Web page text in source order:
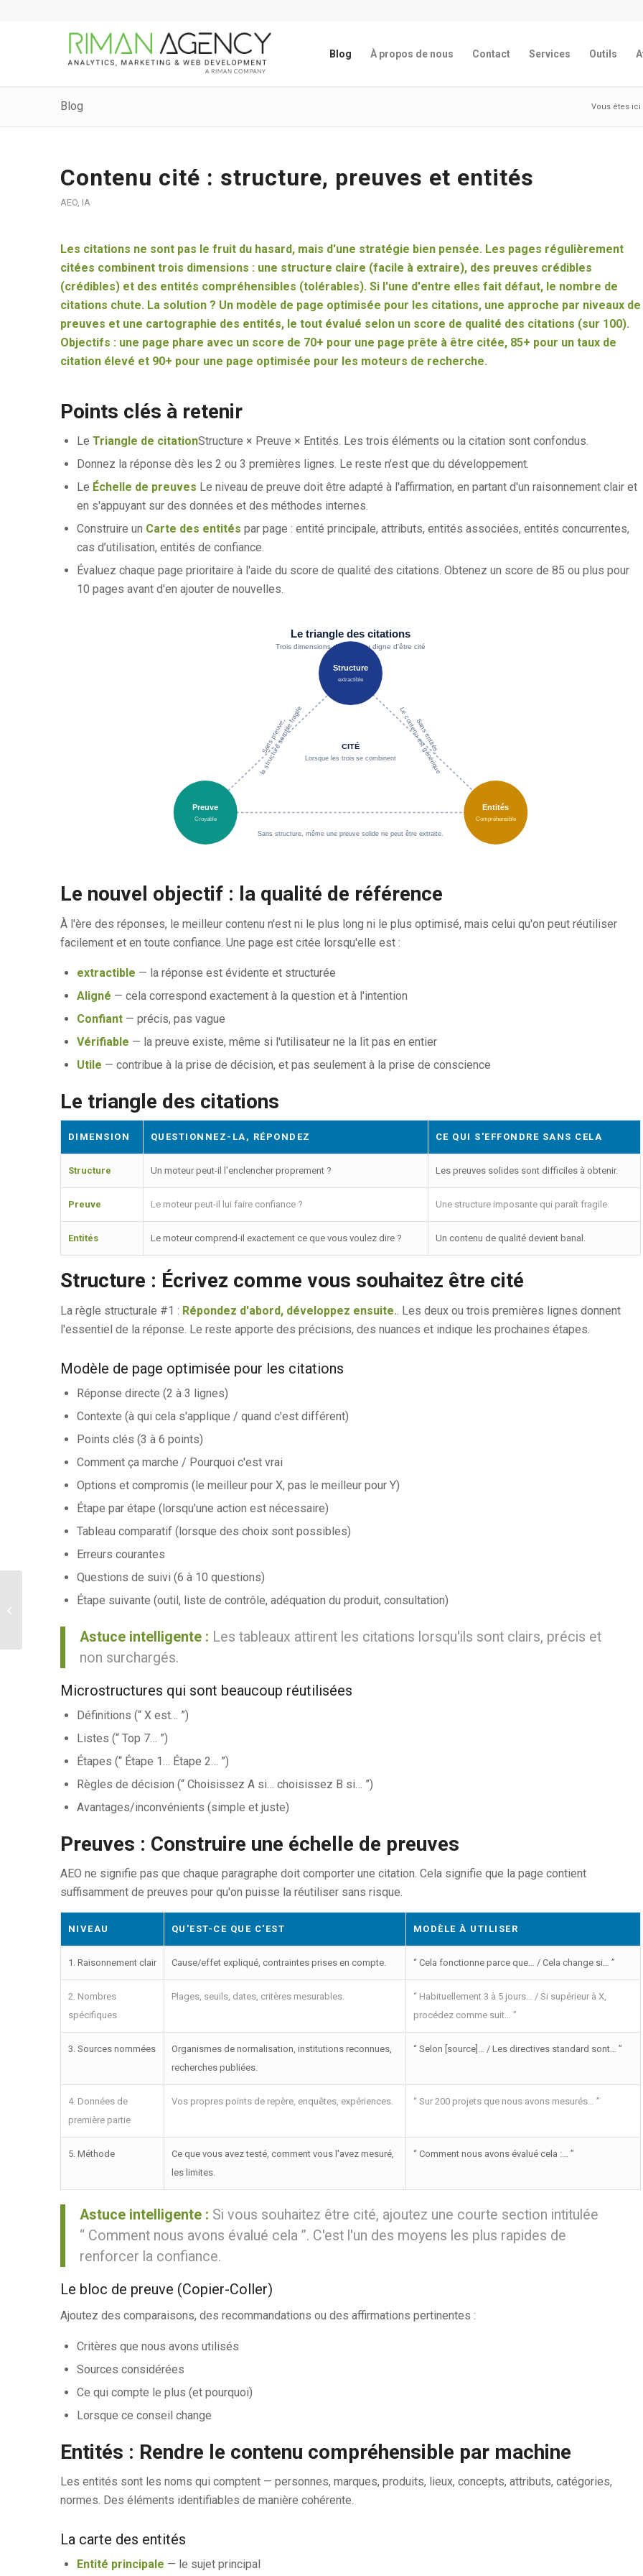
Blog À propos de nous Contact Services Outils
Blog Vous êtes ici
Contenu cité : structure, preuves et entités
AEO, IA
Les citations ne sont pas le fruit du hasard, mais d'une stratégie bien pensée. Les pages régulièrement
citées combinent trois dimensions : une structure claire (facile à extraire), des preuves crédibles
(crédibles) et des entités compréhensibles (tolérables). Si l'une d'entre elles fait défaut, le nombre de
citations chute. La solution ? Un modèle de page optimisée pour les citations, une approche par niveaux de
preuves et une cartographie des entités, le tout évalué selon un score de qualité des citations (sur 100).
Objectifs : une page phare avec un score de 70+ pour une page prête à être citée, 85+ pour un taux de
citation élevé et 90+ pour une page optimisée pour les moteurs de recherche.
Points clés à retenir
Le Triangle de citationStructure × Preuve × Entités. Les trois éléments ou la citation sont confondus.
Donnez la réponse dès les 2 ou 3 premières lignes. Le reste n'est que du développement.
Le Échelle de preuves Le niveau de preuve doit être adapté à l'affirmation, en partant d'un raisonnement clair et
en s'appuyant sur des données et des méthodes internes.
Construire un Carte des entités par page : entité principale, attributs, entités associées, entités concurrentes,
cas d’utilisation, entités de confiance.
Évaluez chaque page prioritaire à l'aide du score de qualité des citations. Obtenez un score de 85 ou plus pour
10 pages avant d'en ajouter de nouvelles.
Le triangle des citations
Trois dimensions du contenu digne d'être cité
Structure
extractible
Preuve
Croyable
Entités
Compréhensible
CITÉ
Lorsque les trois se combinent
Sans preuve,
la structure semble fragile Sans entités,
Le contenu est générique
Sans structure, même une preuve solide ne peut être extraite.
Le nouvel objectif : la qualité de référence
À l'ère des réponses, le meilleur contenu n'est ni le plus long ni le plus optimisé, mais celui qu'on peut réutiliser
facilement et en toute confiance. Une page est citée lorsqu'elle est :
extractible — la réponse est évidente et structurée
Aligné — cela correspond exactement à la question et à l'intention
Confiant— précis, pas vague
Vérifiable — la preuve existe, même si l'utilisateur ne la lit pas en entier
Utile — contribue à la prise de décision, et pas seulement à la prise de conscience
Le triangle des citations
DIMENSION QUESTIONNEZ-LA, RÉPONDEZ CE QUI S'EFFONDRE SANS CELA
Structure Un moteur peut-il l'enclencher proprement ? Les preuves solides sont difficiles à obtenir.
Preuve Le moteur peut-il lui faire confiance ? Une structure imposante qui paraît fragile.
Entités Le moteur comprend-il exactement ce que vous voulez dire ? Un contenu de qualité devient banal.
Structure : Écrivez comme vous souhaitez être cité
La règle structurale #1 : Répondez d'abord, développez ensuite.. Les deux ou trois premières lignes donnent
l'essentiel de la réponse. Le reste apporte des précisions, des nuances et indique les prochaines étapes.
Modèle de page optimisée pour les citations
Réponse directe (2 à 3 lignes)
Contexte (à qui cela s'applique / quand c'est différent)
Points clés (3 à 6 points)
Comment ça marche / Pourquoi c'est vrai
Options et compromis (le meilleur pour X, pas le meilleur pour Y)
Étape par étape (lorsqu'une action est nécessaire)
Tableau comparatif (lorsque des choix sont possibles)
Erreurs courantes
Questions de suivi (6 à 10 questions)
Étape suivante (outil, liste de contrôle, adéquation du produit, consultation)
Astuce intelligente : Les tableaux attirent les citations lorsqu'ils sont clairs, précis et
non surchargés.
Microstructures qui sont beaucoup réutilisées
Définitions (“ X est… ”)
Listes (“ Top 7… ”)
Étapes (“ Étape 1… Étape 2… ”)
Règles de décision (“ Choisissez A si… choisissez B si… ”)
Avantages/inconvénients (simple et juste)
Preuves : Construire une échelle de preuves
AEO ne signifie pas que chaque paragraphe doit comporter une citation. Cela signifie que la page contient
suffisamment de preuves pour qu'on puisse la réutiliser sans risque.
NIVEAU QU'EST-CE QUE C'EST MODÈLE À UTILISER
1. Raisonnement clair Cause/effet expliqué, contraintes prises en compte. “ Cela fonctionne parce que… / Cela change si… ”
2. Nombres
spécifiques
Plages, seuils, dates, critères mesurables.
“ Habituellement 3 à 5 jours… / Si supérieur à X,
procédez comme suit… ”
3. Sources nommées
Organismes de normalisation, institutions reconnues,
recherches publiées.
“ Selon [source]… / Les directives standard sont… ”
4. Données de
première partie
Vos propres points de repère, enquêtes, expériences. “ Sur 200 projets que nous avons mesurés… ”
5. Méthode
Ce que vous avez testé, comment vous l'avez mesuré,
les limites.
“ Comment nous avons évalué cela :… ”
Astuce intelligente : Si vous souhaitez être cité, ajoutez une courte section intitulée
“ Comment nous avons évalué cela ”. C'est l'un des moyens les plus rapides de
renforcer la confiance.
Le bloc de preuve (Copier-Coller)
Ajoutez des comparaisons, des recommandations ou des affirmations pertinentes :
Critères que nous avons utilisés
Sources considérées
Ce qui compte le plus (et pourquoi)
Lorsque ce conseil change
Entités : Rendre le contenu compréhensible par machine
Les entités sont les noms qui comptent — personnes, marques, produits, lieux, concepts, attributs, catégories,
normes. Des éléments identifiables de manière cohérente.
La carte des entités
Entité principale — le sujet principal
La chaîne d'approvisionnement des
réponses : Intention → Réponse →
Citation → Action